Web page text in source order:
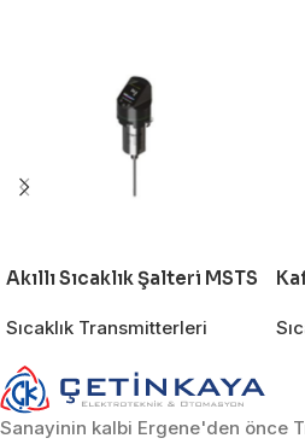
Akıllı Sıcaklık Şalteri MSTS
Sıcaklık Transmitterleri
Sanayinin kalbi Ergene'den önce